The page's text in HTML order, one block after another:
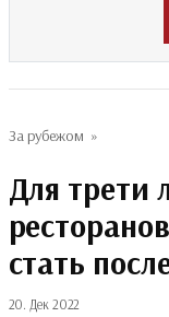
За рубежом »
Для трети
стать
20. Дек 2022